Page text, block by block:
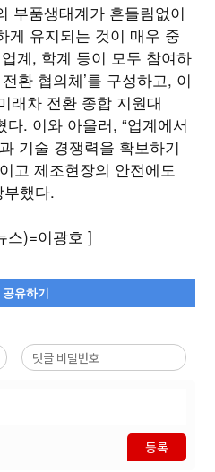
부품생태계가 흔들림없이
게 유지되는 것이 매우 중
계, 학계 등이 모두 참여하
환 협의체’를 구성하고, 이
래차 전환 종합 지원대
다. 이와 아울러, “업계에서
기술 경쟁력을 확보하기
고 제조현장의 안전에도
했다.
스)=이광호 ]
공유하기
등록